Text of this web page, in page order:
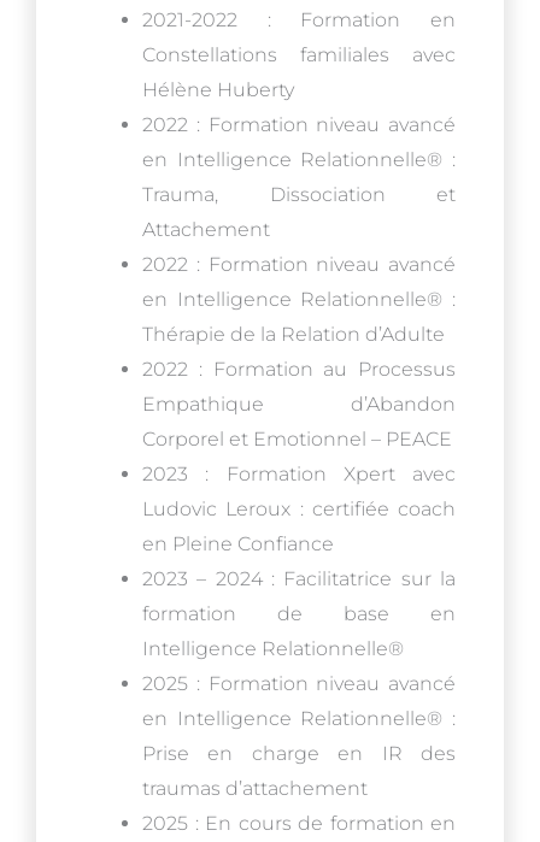
2021-2022 : Formation en
Constellations familiales avec
Hélène Huberty
2022 : Formation niveau avancé
en Intelligence Relationnelle® :
Trauma, Dissociation et
Attachement
2022 : Formation niveau avancé
en Intelligence Relationnelle® :
Thérapie de la Relation d’Adulte
2022 : Formation au Processus
Empathique d’Abandon
Corporel et Emotionnel – PEACE
2023 : Formation Xpert avec
Ludovic Leroux : certifiée coach
en Pleine Confiance
2023 – 2024 : Facilitatrice sur la
formation de base en
Intelligence Relationnelle®
2025 : Formation niveau avancé
en Intelligence Relationnelle® :
Prise en charge en IR des
traumas d’attachement
2025 : En cours de formation en